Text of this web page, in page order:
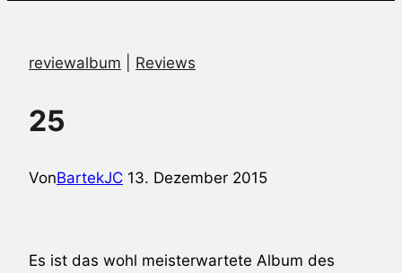
reviewalbum Reviews
25
VonBartekJC 13. Dezember 2015
Es ist das wohl meisterwartete Album des